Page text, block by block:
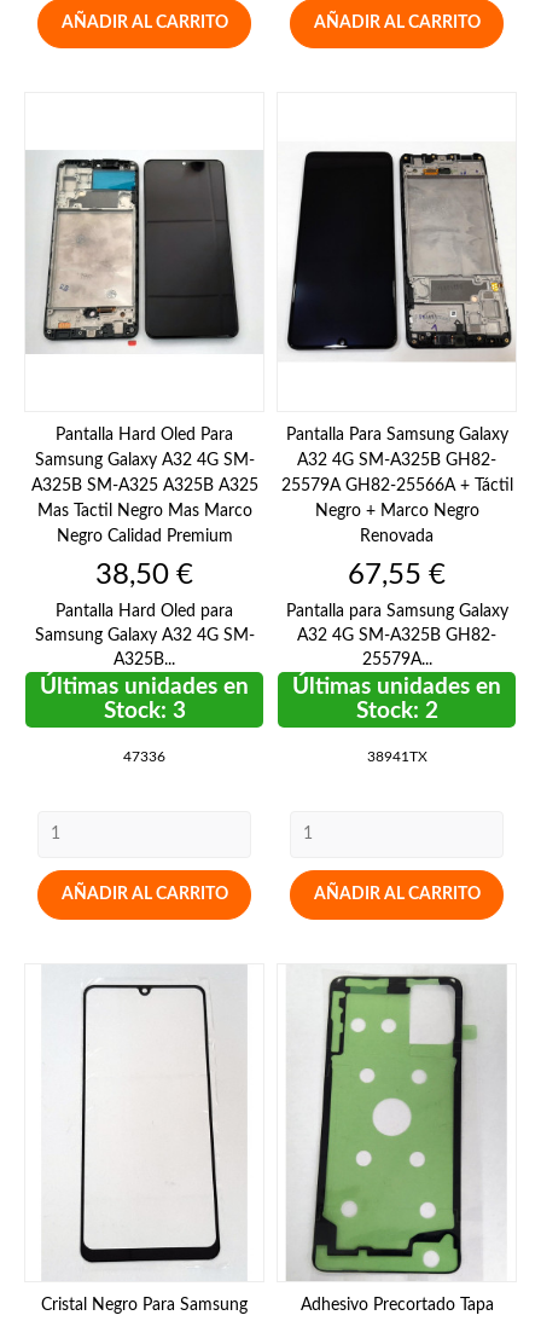
AÑADIR AL CARRITO AÑADIR AL CARRITO
Pantalla Hard Oled Para
Samsung Galaxy A32 4G SM-
A325B SM-A325 A325B A325
Mas Tactil Negro Mas Marco
Negro Calidad Premium
Precio
38,50 €
Pantalla Hard Oled para
Samsung Galaxy A32 4G SM-
A325B...
Últimas unidades en
Stock: 3
47336
AÑADIR AL CARRITO
Pantalla Para Samsung Galaxy
A32 4G SM-A325B GH82-
25579A GH82-25566A + Táctil
Negro + Marco Negro
Renovada
Precio
67,55 €
Pantalla para Samsung Galaxy
A32 4G SM-A325B GH82-
25579A...
Últimas unidades en
Stock: 2
38941TX
AÑADIR AL CARRITO
Cristal Negro Para Samsung
Adhesivo Precortado Tapa